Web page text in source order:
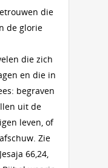
die
de glorie
die zich
en die in
begraven
uit de
leven, of
Zie
66,24,